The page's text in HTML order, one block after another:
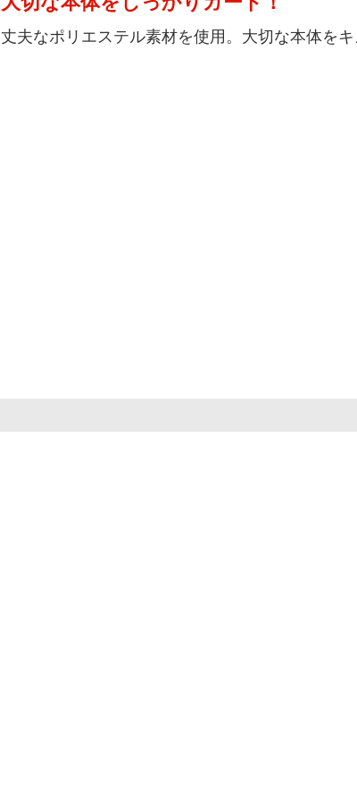
丈夫なポリエステル素材を使用。大切な本体をキ